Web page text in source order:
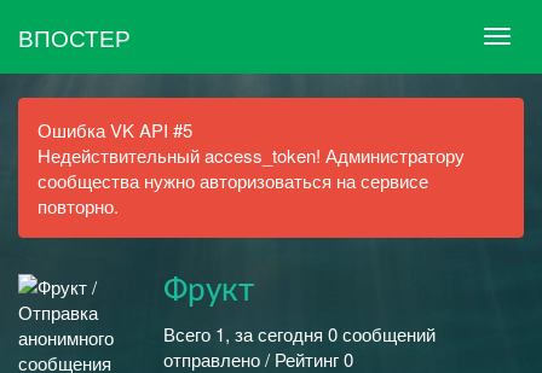
ВПОСТЕР
Ошибка VK API #5
Недействительный access_token! Администратору
сообщества нужно авторизоваться на сервисе
повторно.
Фрукт
Всего 1, за сегодня 0 сообщений
отправлено / Рейтинг 0